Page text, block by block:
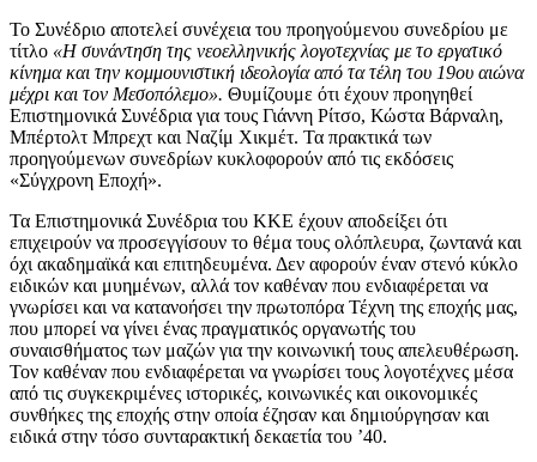
Το Συνέδριο αποτελεί συνέχεια του προηγούμενου συνεδρίου με
τίτλο «Η συνάντηση της νεοελληνικής λογοτεχνίας με το εργατικό
κίνημα και την κομμουνιστική ιδεολογία από τα τέλη του 19ου αιώνα
μέχρι και τον Μεσοπόλεμο». Θυμίζουμε ότι έχουν προηγηθεί
Επιστημονικά Συνέδρια για τους Γιάννη Ρίτσο, Κώστα Βάρναλη,
Μπέρτολτ Μπρεχτ και Ναζίμ Χικμέτ. Τα πρακτικά των
προηγούμενων συνεδρίων κυκλοφορούν από τις εκδόσεις
«Σύγχρονη Εποχή».
Τα Επιστημονικά Συνέδρια του ΚΚΕ έχουν αποδείξει ότι
επιχειρούν να προσεγγίσουν το θέμα τους ολόπλευρα, ζωντανά και
όχι ακαδημαϊκά και επιτηδευμένα. Δεν αφορούν έναν στενό κύκλο
ειδικών και μυημένων, αλλά τον καθέναν που ενδιαφέρεται να
γνωρίσει και να κατανοήσει την πρωτοπόρα Τέχνη της εποχής μας,
που μπορεί να γίνει ένας πραγματικός οργανωτής του
συναισθήματος των μαζών για την κοινωνική τους απελευθέρωση.
Τον καθέναν που ενδιαφέρεται να γνωρίσει τους λογοτέχνες μέσα
από τις συγκεκριμένες ιστορικές, κοινωνικές και οικονομικές
συνθήκες της εποχής στην οποία έζησαν και δημιούργησαν και
ειδικά στην τόσο συνταρακτική δεκαετία του ’40.